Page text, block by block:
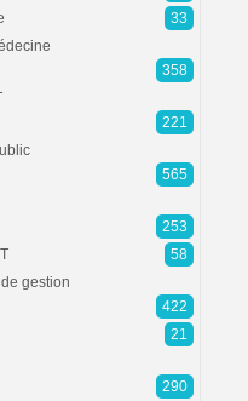
33
358
221
565
253
58
gestion
422
21
290